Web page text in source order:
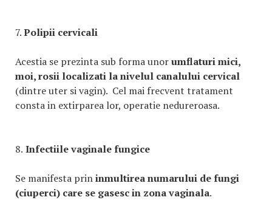
7.Polipii cervicali
Acestia se prezinta sub forma unorumflaturi mici,
moi, rosii localizati la nivelul canalului cervical
(dintre uter si vagin). Cel mai frecvent tratament
consta in extirparea lor, operatie nedureroasa.
8. Infectiile vaginale fungice
Se manifesta prininmultirea numarului de fungi
(ciuperci) care se gasesc in zona vaginala.